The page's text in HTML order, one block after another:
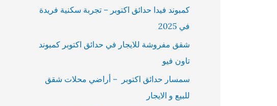
كمبوند فيدا حدائق اكتوبر – تجربة سكنية فريدة
في 2025
شقق مفروشة للايجار في حدائق اكتوبر كمبوند
تاون فيو
سمسار حدائق اكتوبر – أراضي محلات شقق
للبيع و الايجار